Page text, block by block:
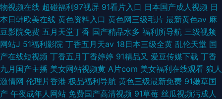
物视频在线 超碰福利97视屏 91看片入口 日本国产成人视频 日
本日韩欧美在线 黄色资料入口 黄色网三级毛片 最新黄色av 麻
豆影院免费 五月天堂丁香 国产精品水多 福利所导航 三级视频
网站J 51福利影院 丁香五月天av 18日本三级全黄 乱伦天堂 国
产在线短视频 丁香五月丁香婷婷 91精品又 爱豆传媒下载 丁香
九月国产主播 美女网站视频黄 A片com 美女福利在线观看 狼人
激情网 伦理片香港 极品福利导航 黄色三级最新免费 91嫩草国
产 午夜成年人网站 免费国产高清视频 91草莓 丝瓜视频污成人